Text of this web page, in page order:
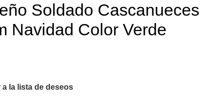
Soldado Cascanueces
Navidad Color Verde
la lista de deseos